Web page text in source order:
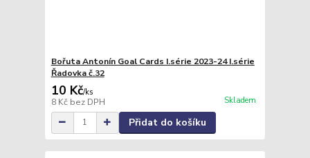
Bořuta Antonín Goal Cards I.série 2023-24 I.série
Řadovka č.32
10 Kč/ks
8 Kč bez DPH Skladem
Přidat do košíku